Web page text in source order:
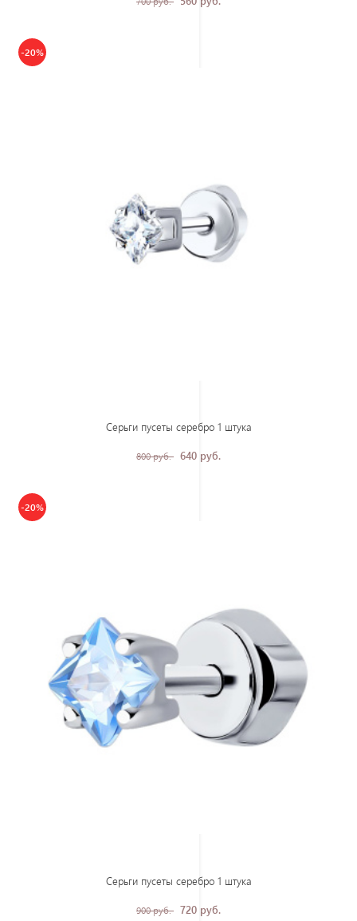
-20%
Серьги пусеты серебро 1 штука
800 руб. 640 руб.
-20%
Серьги пусеты серебро 1 штука
900 руб. 720 руб.